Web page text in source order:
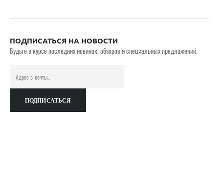
ПОДПИСАТЬСЯ НА НОВОСТИ
Будьте в курсе последних новинок, обзоров и специальных предложений.